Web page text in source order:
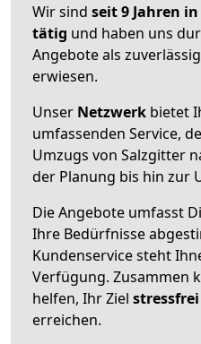
Wir sind seit 9 Jahren
tätig und haben uns
Angebote als
erwiesen.
Unser Netzwerk bietet
umfassenden Service,
Umzugs von Salzgitter
der Planung bis hin zur
Die Angebote umfasst
Ihre Bedürfnisse
Kundenservice steht
Verfügung. Zusammen
helfen, Ihr Ziel
erreichen.